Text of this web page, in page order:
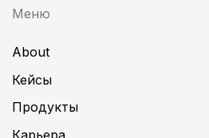
Меню
About
Кейсы
Продукты